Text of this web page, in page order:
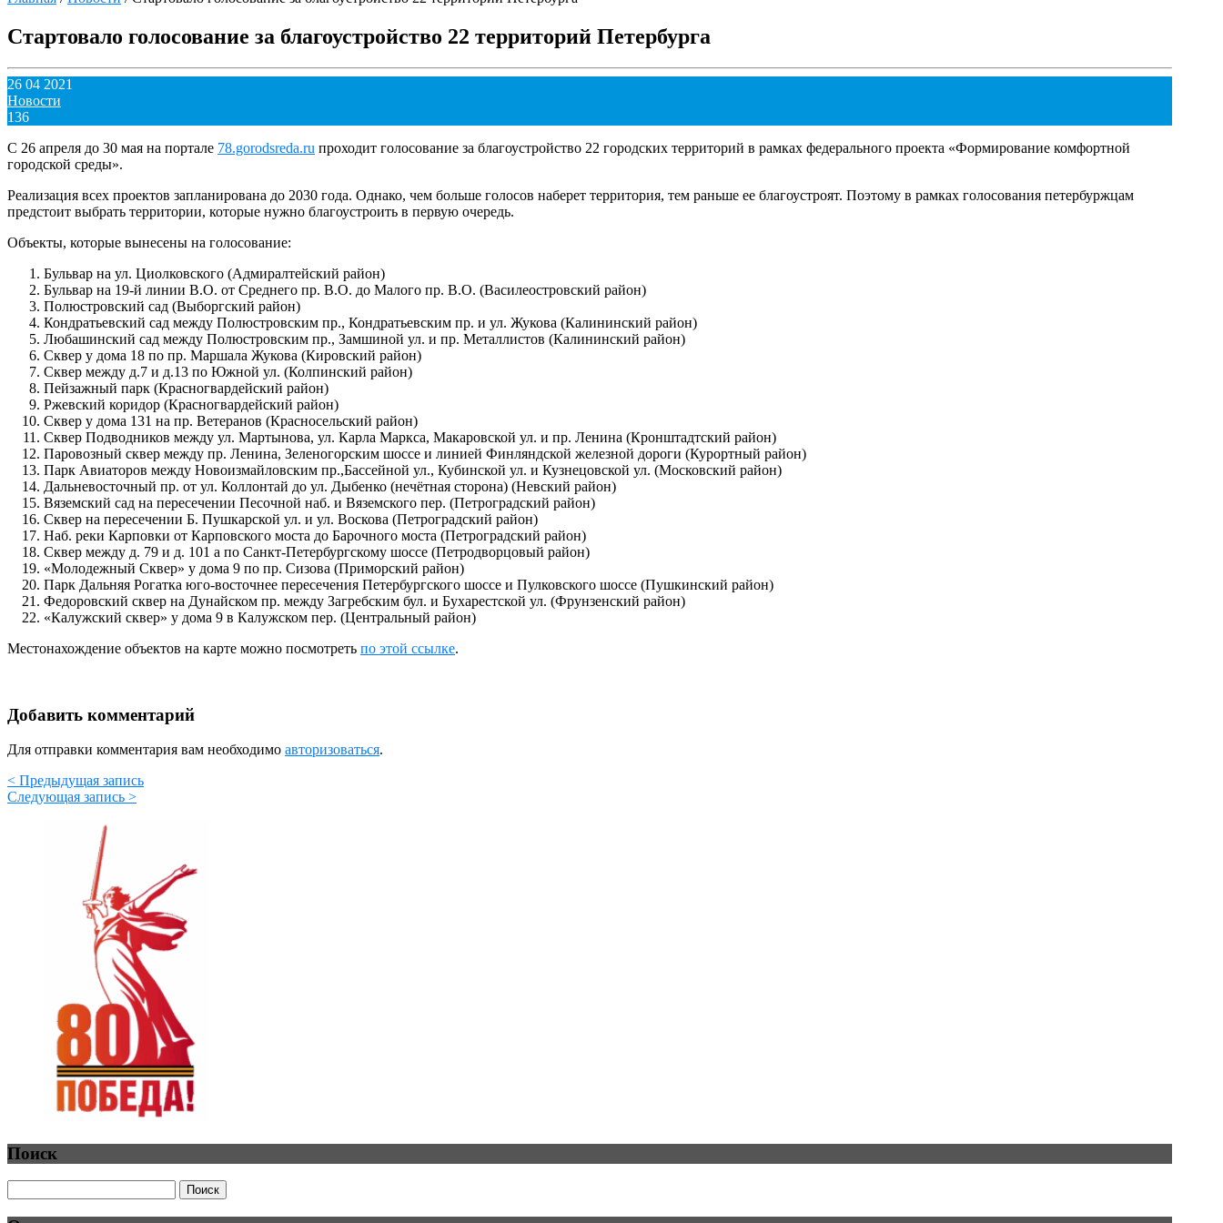
Стартовало голосование за благоустройство 22 территорий Петербурга
26 04 2021
Новости
136
С 26 апреля до 30 мая на портале 78.gorodsreda.ru проходит голосование за благоустройство 22 городских территорий в рамках федерального проекта «Формирование комфортной
городской среды».
Реализация всех проектов запланирована до 2030 года. Однако, чем больше голосов наберет территория, тем раньше ее благоустроят. Поэтому в рамках голосования петербуржцам
предстоит выбрать территории, которые нужно благоустроить в первую очередь.
Объекты, которые вынесены на голосование:
Бульвар на ул. Циолковского (Адмиралтейский район)
Бульвар на 19-й линии В.О. от Среднего пр. В.О. до Малого пр. В.О. (Василеостровский район)
Полюстровский сад (Выборгский район)
Кондратьевский сад между Полюстровским пр., Кондратьевским пр. и ул. Жукова (Калининский район)
Любашинский сад между Полюстровским пр., Замшиной ул. и пр. Металлистов (Калининский район)
Сквер у дома 18 по пр. Маршала Жукова (Кировский район)
Сквер между д.7 и д.13 по Южной ул. (Колпинский район)
Пейзажный парк (Красногвардейский район)
Ржевский коридор (Красногвардейский район)
Сквер у дома 131 на пр. Ветеранов (Красносельский район)
Сквер Подводников между ул. Мартынова, ул. Карла Маркса, Макаровской ул. и пр. Ленина (Кронштадтский район)
Паровозный сквер между пр. Ленина, Зеленогорским шоссе и линией Финляндской железной дороги (Курортный район)
Парк Авиаторов между Новоизмайловским пр.,Бассейной ул., Кубинской ул. и Кузнецовской ул. (Московский район)
Дальневосточный пр. от ул. Коллонтай до ул. Дыбенко (нечётная сторона) (Невский район)
Вяземский сад на пересечении Песочной наб. и Вяземского пер. (Петроградский район)
Сквер на пересечении Б. Пушкарской ул. и ул. Воскова (Петроградский район)
Наб. реки Карповки от Карповского моста до Барочного моста (Петроградский район)
Сквер между д. 79 и д. 101 а по Санкт-Петербургскому шоссе (Петродворцовый район)
«Молодежный Сквер» у дома 9 по пр. Сизова (Приморский район)
Парк Дальняя Рогатка юго-восточнее пересечения Петербургского шоссе и Пулковского шоссе (Пушкинский район)
Федоровский сквер на Дунайском пр. между Загребским бул. и Бухарестской ул. (Фрунзенский район)
«Калужский сквер» у дома 9 в Калужском пер. (Центральный район)
Местонахождение объектов на карте можно посмотреть по этой ссылке.
Добавить комментарий
Для отправки комментария вам необходимо авторизоваться.
< Предыдущая запись
Следующая запись >
Поиск